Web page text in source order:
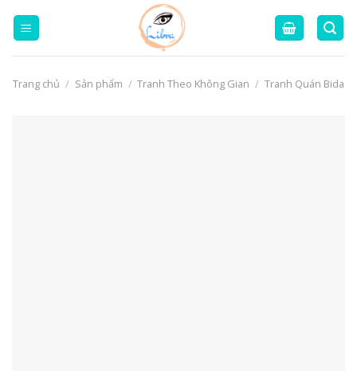
Trang chủ / Sản phẩm / Tranh Theo Không Gian / Tranh Quán Bida